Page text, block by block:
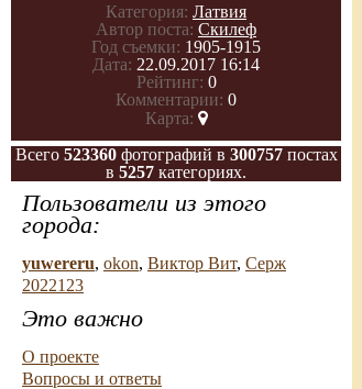
Категория: Латвия
Автор поста: Скилеф
Год съемки: 1905-1915
Дата: 22.09.2017 16:14
Рейтинг: 0
Комментарии: 0
Карта:
Всего 523360фотографий в 300757постах
в 5257 категориях.
Пользователи из этого
города:
yuwereru, okon, Виктор Вит, Серж
2022123
Это важно
О проекте
Вопросы и ответы